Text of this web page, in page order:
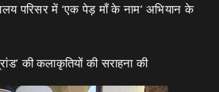
परिसर में ‘एक पेड़ माँ के नाम’ अभियान के
की कलाकृतियों की सराहना की